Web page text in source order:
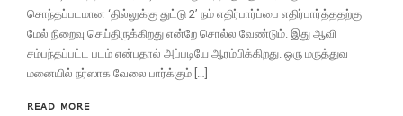
சொந்தப்படமான ‘தில்லுக்கு துட்டு 2’ நம் எதிர்பார்ப்பை எதிர்பார்த்ததற்கு
மேல் நிறைவு செய்திருக்கிறது என்றே சொல்ல வேண்டும். இது ஆவி
சம்பந்தப்பட்ட படம் என்பதால் அப்படியே ஆரம்பிக்கிறது. ஒரு மருத்துவ
மனையில் நர்ஸாக வேலை பார்க்கும் […]
READ MORE